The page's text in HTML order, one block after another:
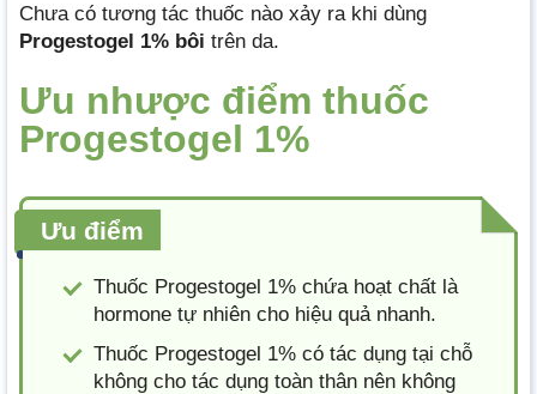
Chưa có tương tác thuốc nào xảy ra khi dùng
Progestogel 1% bôi trên da.
Ưu nhược điểm thuốc
Progestogel 1%
Ưu điểm
Thuốc Progestogel 1% chứa hoạt chất là
hormone tự nhiên cho hiệu quả nhanh.
Thuốc Progestogel 1% có tác dụng tại chỗ
không cho tác dụng toàn thân nên không